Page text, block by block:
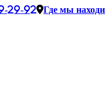
29-92
Где мы